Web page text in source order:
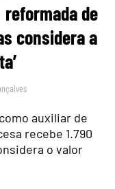
de
considera a
auxiliar de
recebe 1.790
o valor